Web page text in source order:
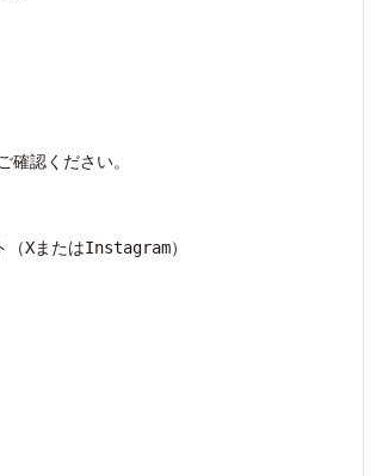
認ください。
（XまたはInstagram）